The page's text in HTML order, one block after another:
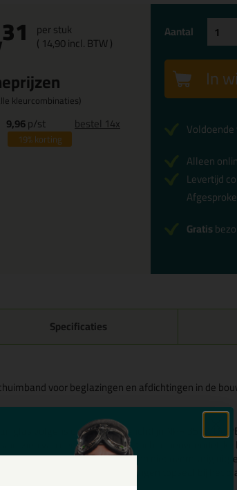
31 per stuk
( 14,90incl. BTW )
kleurcombinaties)
9,96p/st
19%korting
bestel 14x
Aantal
In
Alleen
Levertijd
Gratis
Specificaties
voor beglazingen en afdichtingen in de
glas volgens de Beglazingsrichtlijn NPR 3577.
van een sterke, maar toch
de band bij het afbreken niet overmatig
rugvulling voor een aan te brengen topseal bij het